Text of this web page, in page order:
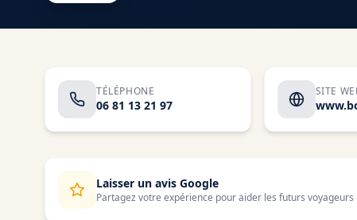
TÉLÉPHONE
06 81 13 21 97
SITE
Laisser un avis Google
Partagez votre expérience pour aider les futurs voyageurs